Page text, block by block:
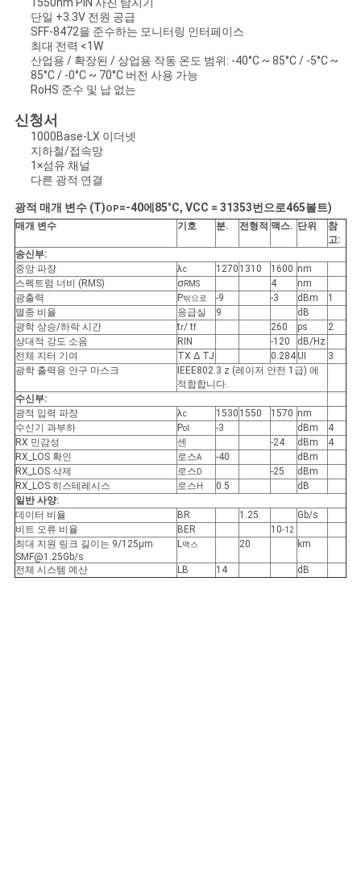
트
개
인
정
보
보
호
정
책
1550nm PIN 사진 탐지기
단일 +3.3V 전원 공급
SFF-8472을 준수하는 모니터링 인터페이스
최대 전력 <1W
산업용 / 확장된 / 상업용 작동 온도 범위: -40°C ~ 85°C / -5°C ~
85°C / -0°C ~ 70°C 버전 사용 가능
RoHS 준수 및 납 없는
신청서
1000Base-LX 이더넷
지하철/접속망
1×섬유 채널
다른 광적 연결
광적 매개 변수 (T)OP=-40에 85°C, VCC = 31353번으로465볼트)
매개 변수 기호 분. 전형적 맥스. 단위
참
고:
송신부:
중앙 파장
λc 1270 1310 1600 nm
스펙트럼 너비 (RMS)
σRMS 4
nm
광출력
P밖으로 -9 -3 dBm
1
멸종 비율
응급실 9
dB
광학 상승/하락 시간
tr/ tf 260 ps
2
상대적 강도 소음
RIN -120
dB/Hz
전체 지터 기여
TX Δ TJ 0.284 UI
3
광학 출력용 안구 마스크
IEEE802.3 z (레이저 안전 1급) 에
적합합니다.
수신부:
광적 입력 파장
λc 1530 1550 1570 nm
수신기 과부하
Pol -3 dBm
4
RX 민감성
센 -24 dBm
4
RX_LOS 확인
로스A -40
dBm
RX_LOS 삭제
로스 D -25
dBm
RX_LOS 히스테레시스
로스 H 0.5
dB
일반 사양:
데이터 비율
BR 1.25
Gb/s
비트 오류 비율
BER 10-12
최대 지원 링크 길이는 9/125μm
SMF@1.25Gb/s
L맥스 20 km
전체 시스템 예산 LB 14 dB